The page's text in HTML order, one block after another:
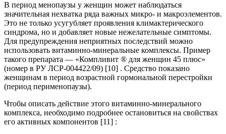
В период менопаузы у женщин может наблюдаться
значительная нехватка ряда важных микро- и макроэлементов.
Это не только усугубляет проявления климактерического
синдрома, но и добавляет новые нежелательные симптомы.
Для предупреждения неприятных последствий можно
использовать витаминно-минеральные комплексы. Пример
такого препарата — «Компливит ® для женщин 45 плюс»
(номер в РУ ЛСР-004422/09) [10] . Средство показано
женщинам в период возрастной гормональной перестройки
(период перименопаузы).
Чтобы описать действие этого витаминно-минерального
комплекса, необходимо подробнее остановиться на свойствах
его активных компонентов [11] :